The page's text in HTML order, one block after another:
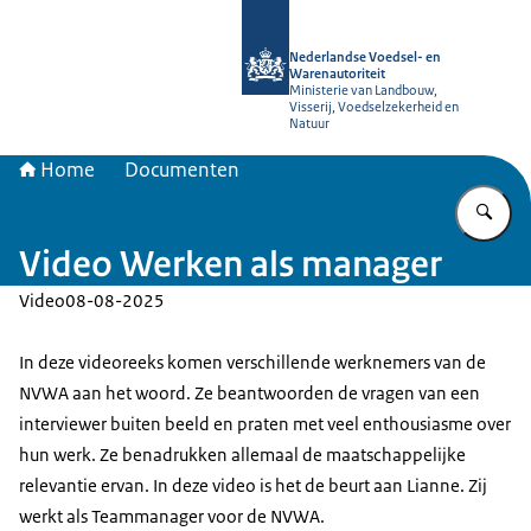
Nederlandse Voedsel- en
Warenautoriteit
Ministerie van Landbouw,
Visserij, Voedselzekerheid en
Natuur
Home Documenten
Video Werken als manager
Video08-08-2025
In deze videoreeks komen verschillende werknemers van de
NVWA aan het woord. Ze beantwoorden de vragen van een
interviewer buiten beeld en praten met veel enthousiasme over
hun werk. Ze benadrukken allemaal de maatschappelijke
relevantie ervan. In deze video is het de beurt aan Lianne. Zij
werkt als Teammanager voor de NVWA.